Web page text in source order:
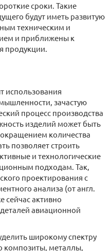
сроки. Такие
будут иметь развитую
техническим и
и приближены к
продукции.
использования
зачастую
процесс производства
изделий может быть
количества
позволяет строить
и технологические
подходам. Так,
проектирования с
анализа (от англ.
сейчас активно
авиационной
широкому спектру
композиты, металлы,